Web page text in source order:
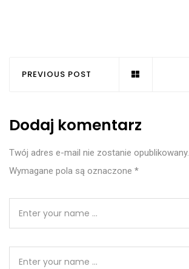
PREVIOUS POST
Dodaj komentarz
Twój adres e-mail nie zostanie opublikowany.
Wymagane pola są oznaczone *